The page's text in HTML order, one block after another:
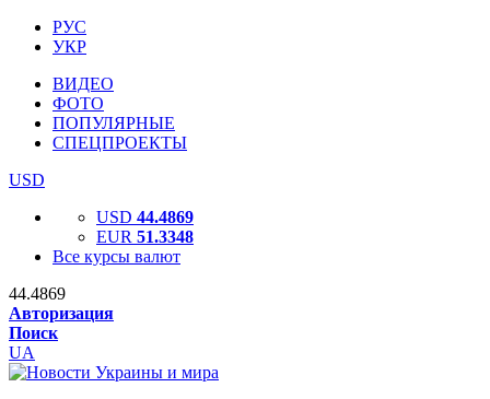
РУС
УКР
ВИДЕО
ФОТО
ПОПУЛЯРНЫЕ
СПЕЦПРОЕКТЫ
USD
USD 44.4869
EUR 51.3348
Все курсы валют
44.4869
Авторизация
Поиск
UA